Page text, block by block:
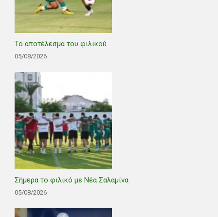
Το αποτέλεσμα του φιλικού
05/08/2026
Σήμερα το φιλικό με Νέα Σαλαμίνα
05/08/2026